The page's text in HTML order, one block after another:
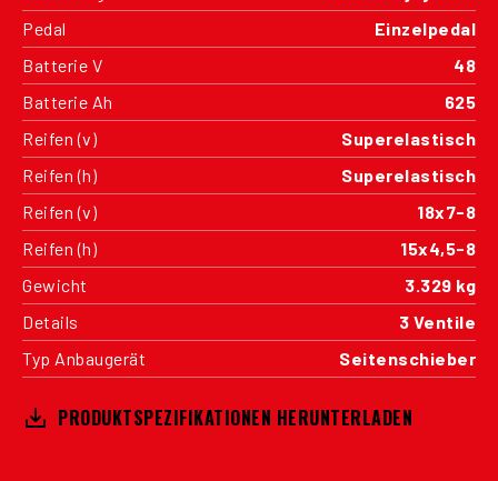
Pedal
Einzelpedal
Batterie V
48
Batterie Ah
625
Reifen (v)
Superelastisch
Reifen (h)
Superelastisch
Reifen (v)
18x7-8
Reifen (h)
15x4,5-8
Gewicht
3.329 kg
Details
3 Ventile
Typ Anbaugerät
Seitenschieber
PRODUKTSPEZIFIKATIONEN HERUNTERLADEN